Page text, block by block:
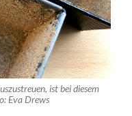
ist bei diesem
Eva Drews